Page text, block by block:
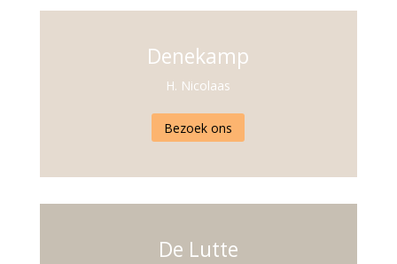
Denekamp
H. Nicolaas
Bezoek ons
De Lutte